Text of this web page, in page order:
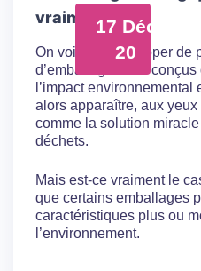
17 Déc
20
vraiment ?
On voit se développer de
d’emballages éco-
l’impact
alors apparaître, aux
comme la solution
déchets.
Mais est-ce vraiment le
que certains emballages
caractéristiques plus ou
l’environnement.